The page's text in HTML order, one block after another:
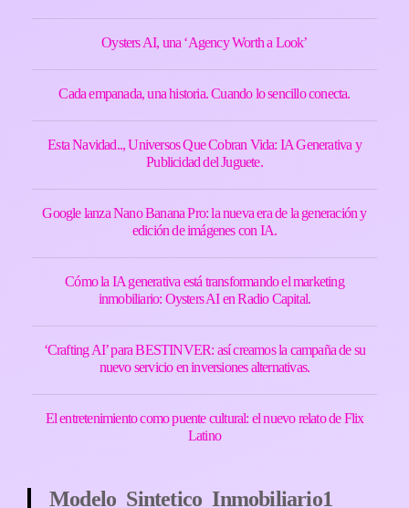
Oysters AI, una ‘Agency Worth a Look’
Cada empanada, una historia. Cuando lo sencillo conecta.
Esta Navidad.., Universos Que Cobran Vida: IA Generativa y
Publicidad del Juguete.
Google lanza Nano Banana Pro: la nueva era de la generación y
edición de imágenes con IA.
Cómo la IA generativa está transformando el marketing
inmobiliario: Oysters AI en Radio Capital.
‘Crafting AI’ para BESTINVER: así creamos la campaña de su
nuevo servicio en inversiones alternativas.
El entretenimiento como puente cultural: el nuevo relato de Flix
Latino
Modelo_Sintetico_Inmobiliario1